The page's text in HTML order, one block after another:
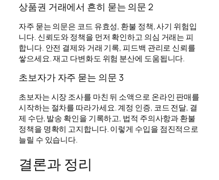
상품권 거래에서 흔히 묻는 의문 2
자주 묻는 의문은 코드 유효성, 환불 정책, 사기 위험입
니다. 신뢰도와 정책을 먼저 확인하고 의심 거래는 피
합니다. 안전 결제와 거래 기록, 피드백 관리로 신뢰를
쌓으세요. 재고 다변화도 위험 분산에 도움됩니다.
초보자가 자주 묻는 의문 3
초보자는 시장 조사를 마친 뒤 소액으로 온라인 판매를
시작하는 절차를 따라가세요. 계정 인증, 코드 전달, 결
제 수단, 발송 확인을 기록하고, 법적 주의사항과 환불
정책을 명확히 고지합니다. 이렇게 수입을 점진적으로
늘릴 수 있습니다.
결론과 정리